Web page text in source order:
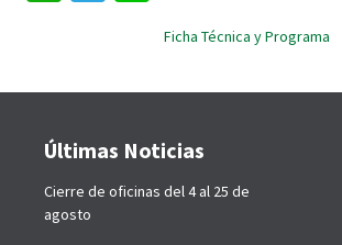
sA
p
a
n
eFicha Técnica y Programa
Últimas Noticias
Cierre de oficinas del 4 al 25 de
agosto